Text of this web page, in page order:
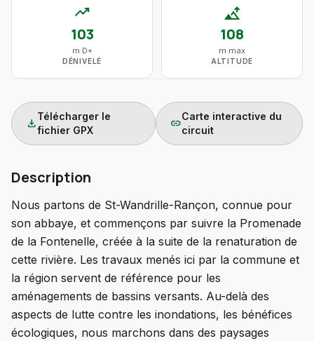
trending_up
103
m D+
DÉNIVELÉ
altitude
108
m max
ALTITUDE
download
Télécharger le
fichier GPX
link
Carte interactive du
circuit
Description
Nous partons de St-Wandrille-Rançon, connue pour
son abbaye, et commençons par suivre la Promenade
de la Fontenelle, créée à la suite de la renaturation de
cette rivière. Les travaux menés ici par la commune et
la région servent de référence pour les
aménagements de bassins versants. Au-delà des
aspects de lutte contre les inondations, les bénéfices
écologiques, nous marchons dans des paysages